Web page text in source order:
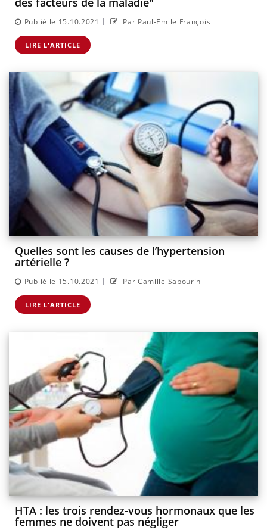
Publié le 15.10.2021 | Par Paul-Emile François
LIRE L'ARTICLE
Quelles sont les causes de l’hypertension
artérielle ?
Publié le 15.10.2021 | Par Camille Sabourin
LIRE L'ARTICLE
HTA : les trois rendez-vous hormonaux que les
femmes ne doivent pas négliger